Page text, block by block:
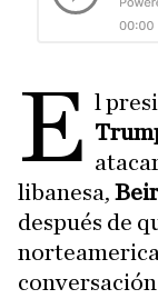
E l
libanesa,
después de